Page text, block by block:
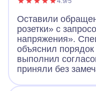
Оставили
розетки» с
напряжения».
объяснил
выполнил
приняли без